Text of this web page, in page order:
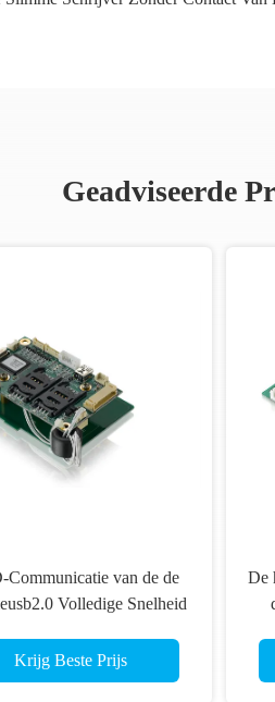
Geadviseerde
Communicatie van de de
Volledige Snelheid
contact crt-603-CZ7
Krijg Beste Prijs
De